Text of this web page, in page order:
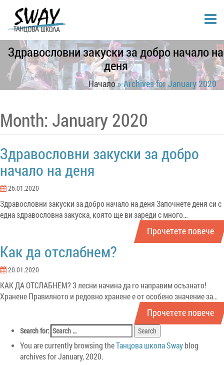
Здравословни закуски за добро начало на
деня
Начало»Archives for January 2020
Month: January 2020
Здравословни закуски за добро
начало на деня
26.01.2020
Здравословни закуски за добро начало на деня Започнете деня си с
една здравословна закуска, която ще ви зареди с много…
Прочетете повече
Как да отслабнем?
20.01.2020
КАК ДА ОТСЛАБНЕМ? 3 лесни начина да го направим осъзнато!
Хранене Правилното и редовно хранене е от особено значение за…
Прочетете повече
Search for:
You are currently browsing theТанцова школа Swayblog
archives for January, 2020.